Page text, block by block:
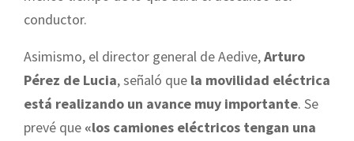
conductor.
Asimismo, el director general de Aedive,Arturo
Pérez de Lucia, señaló que la movilidad eléctrica
está realizando un avance muy importante. Se
prevé que «los camiones eléctricos tengan una